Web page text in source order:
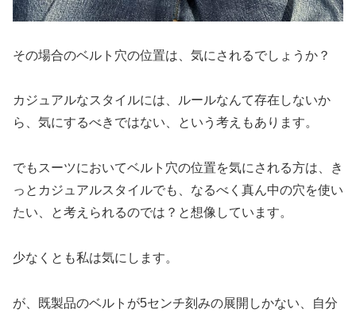
その場合のベルト穴の位置は、気にされるでしょうか？
カジュアルなスタイルには、ルールなんて存在しないか
ら、気にするべきではない、という考えもあります。
でもスーツにおいてベルト穴の位置を気にされる方は、き
っとカジュアルスタイルでも、なるべく真ん中の穴を使い
たい、と考えられるのでは？と想像しています。
少なくとも私は気にします。
が、既製品のベルトが5センチ刻みの展開しかない、自分